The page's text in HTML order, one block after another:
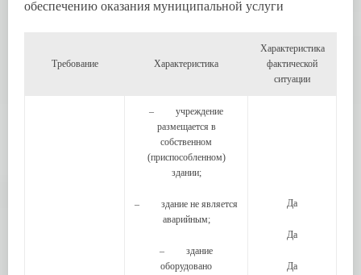
обеспечению оказания муниципальной услуги
Требование Характеристика
Характеристика
фактической
ситуации
– учреждение
размещается в
собственном
(приспособленном)
здании;
– здание не является
аварийным;
– здание
оборудовано
Да
Да
Да